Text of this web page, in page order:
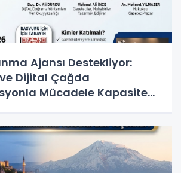
Ajansı Destekliyor:
Dijital Çağda
Mücadele Kapasite